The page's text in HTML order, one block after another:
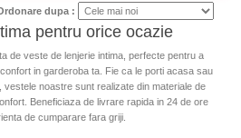
dupa :
pentru orice ocazie
de veste de lenjerie intima, perfecte pentru a
in garderoba ta. Fie ca le porti acasa sau
noastre sunt realizate din materiale de
Beneficiaza de livrare rapida in 24 de ore
de cumparare fara griji.